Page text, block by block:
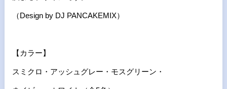
（Design by DJ PANCAKEMIX）
【カラー】
スミクロ・アッシュグレー・モスグリーン・